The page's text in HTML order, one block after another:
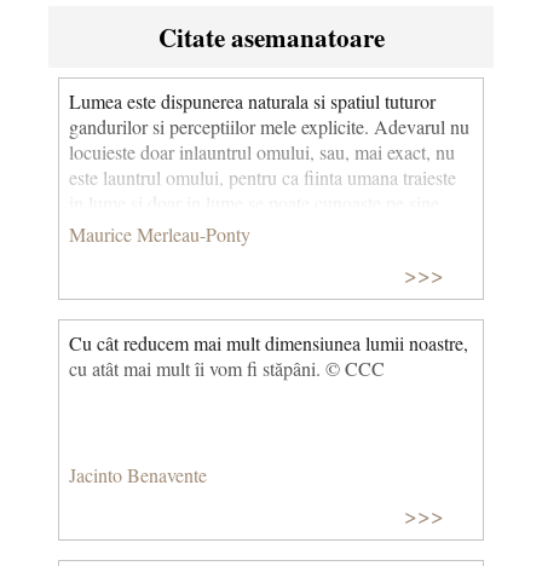
Citate asemanatoare
Lumea este dispunerea naturala si spatiul tuturor
gandurilor si perceptiilor mele explicite. Adevarul nu
locuieste doar inlauntrul omului, sau, mai exact, nu
este launtrul omului, pentru ca fiinta umana traieste
Maurice Merleau-Ponty
>>>
Cu cât reducem mai mult dimensiunea lumii noastre,
cu atât mai mult îi vom fi stăpâni. © CCC
Jacinto Benavente
>>>